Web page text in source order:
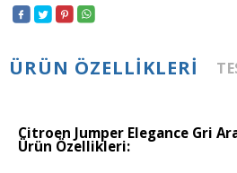
ÜRÜN ÖZELLIKLERI
Citroen Jumper Elegance Gri
Ürün Özellikleri: